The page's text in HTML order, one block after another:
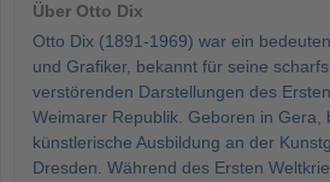
Über Otto Dix
Otto Dix (1891-1969) war ein
und Grafiker, bekannt für seine
verstörenden Darstellungen des
Weimarer Republik. Geboren in Gera,
künstlerische Ausbildung an der
Dresden. Während des Ersten